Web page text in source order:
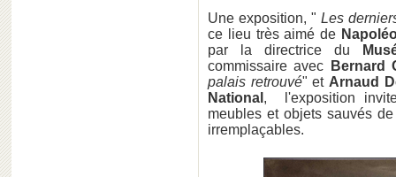
Une exposition, " Les
ce lieu très aimé de
par la directrice du
commissaire avec
Bernard
palais retrouvé" et Arnaud
National , l'exposition
meubles et objets sauvés
irremplaçables.